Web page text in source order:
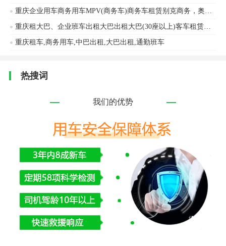
重庆企业用车商务用车MPV(商务车)商务车租赁别克商务，奥迪，新款奔驰，埃尔法，考斯特，大巴出租奔驰、别克等车辆出租
重庆租大巴、企业班车出租大巴出租大巴(30座以上)客车租赁黄海客车、金龙客车等车辆出租
重庆租车,商务用车,中巴出租,大巴出租,通勤班车
热搜词
我们的优势